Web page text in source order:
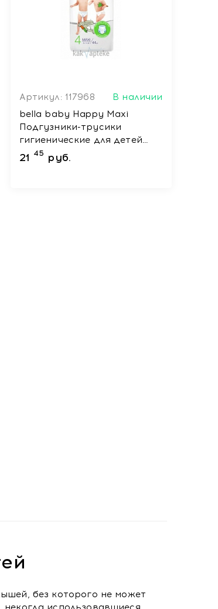
Артикул: 117968
В наличии
bella baby Happy Maxi
Подгузники-трусики
гигиенические для детей
универсальные, 44 шт
21 45 руб.
без которого не может